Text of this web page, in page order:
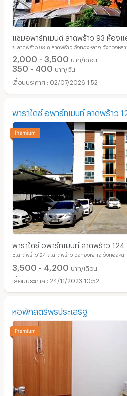
แซมอพาร์ทเมนต์ ลาดพร้าว 93 ห้อง
บาทต่อเดือน ฟรีไวไฟ
ซ.ลาดพร้าว 93 ถ.ลาดพร้าว วังทองหลาง วังทองหล
2,000 - 3,500 บาท/เดือน
350 - 400 บาท/วัน
02/07/2026 1:52
พาราไดซ์ อพาร์ทเมนท์ ลาดพร้าว
พาราไดซ์ อพาร์ทเมนท์ ลาดพร้าว 124
ซ.ลาดพร้าว124 ถ.ลาดพร้าว วังทองหลาง วังทองหล
3,500 - 4,200 บาท/เดือน
24/11/2023 10:52
หอพักสตรีพรประเสริฐ